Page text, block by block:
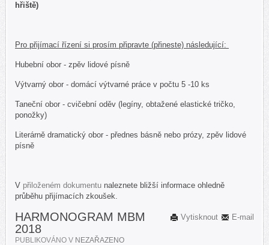
hřiště)
Pro přijímací řízení si prosím připravte (přineste) následující:
Hubební obor - zpěv lidové písně
Výtvarný obor - domácí výtvarné práce v počtu 5 -10 ks
Taneční obor - cvičební oděv (legíny, obtažené elastické tričko,
ponožky)
Literárně dramatický obor - přednes básně nebo prózy, zpěv lidové
písně
V přiloženém dokumentu naleznete bližší informace ohledně
průběhu přijímacích zkoušek.
E-mail
Vytisknout
HARMONOGRAM MBM
2018
PUBLIKOVÁNO V NEZAŘAZENO